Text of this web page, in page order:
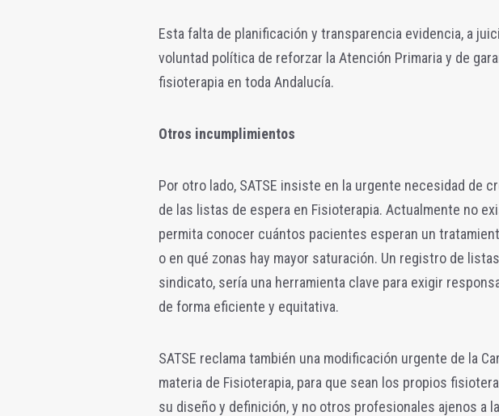
Esta falta de planificación y transparencia evidencia, a
voluntad política de reforzar la Atención Primaria y de
fisioterapia en toda Andalucía.
Otros incumplimientos
Por otro lado, SATSE insiste en la urgente necesidad de
de las listas de espera en Fisioterapia. Actualmente no
permita conocer cuántos pacientes esperan un
o en qué zonas hay mayor saturación. Un registro de
sindicato, sería una herramienta clave para exigir
de forma eficiente y equitativa.
SATSE reclama también una modificación urgente de la
materia de Fisioterapia, para que sean los propios
su diseño y definición, y no otros profesionales ajenos a